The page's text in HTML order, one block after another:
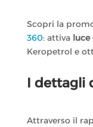
Scopri la
360: attiva luce
Keropetrol e
I dettagli
Attraverso il